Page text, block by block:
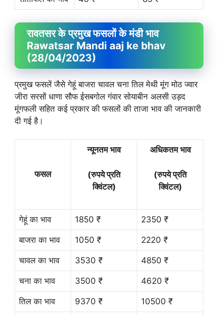
रावतसर के प्रमुख फसलों के मंडी भाव
Rawatsar Mandi aaj ke bhav
(28/04/2023)
प्रमुख फसलें जैसे गेहूं बाजरा चावल चना तिल मेथी मूंग मोठ ज्वार
जीरा सरसों धाणा सौफ ईसबगोल गंवार सोयाबीन अलसी उड़द
मूंगफली सहित कई प्रकार की फसलों की ताजा भाव की जानकारी
दी गई है।
फसल
न्यूनतम भाव
(रुपये प्रति
क्विंटल)
अधिकतम भाव
(रुपये प्रति
क्विंटल)
गेहूं का भाव 1850 ₹ 2350 ₹
बाजरा का भाव 1050 ₹ 2220 ₹
चावल का भाव 3530 ₹ 4850 ₹
चना का भाव 3500 ₹ 4620 ₹
तिल का भाव 9370 ₹ 10500 ₹